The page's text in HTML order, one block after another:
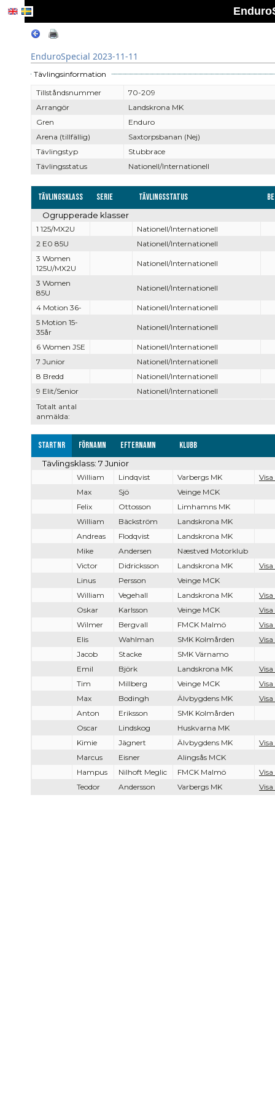
EnduroSpecial 2023-11-11
Tävlingsinformation
Tillståndsnummer
70-209
Arrangör
Landskrona MK
Gren
Enduro
Arena (tillfällig)
Saxtorpsbanan (Nej)
Tävlingstyp
Stubbrace
Tävlingsstatus
Nationell/Internationell
Tävlingsklass Serie Tävlingsstatus
Totalt antal
anmälda:
Ogrupperade klasser
1 125/MX2U
Nationell/Internationell
2 E0 85U
Nationell/Internationell
3 Women
125U/MX2U
Nationell/Internationell
3 Women
85U
Nationell/Internationell
4 Motion 36-
Nationell/Internationell
5 Motion 15-
35år
Nationell/Internationell
6 Women JSE
Nationell/Internationell
7 Junior
Nationell/Internationell
8 Bredd
Nationell/Internationell
9 Elit/Senior
Nationell/Internationell
Startnr Förnamn Efternamn Klubb
Tävlingsklass: 7 Junior
William Lindqvist Varbergs MK
Max
Sjö
Veinge MCK
Felix
Ottosson
Limhamns MK
William
Bäckström
Landskrona MK
Andreas
Flodqvist
Landskrona MK
Mike
Andersen
Næstved Motorklub
Victor
Didricksson Landskrona MK
Linus
Persson
Veinge MCK
William
Vegehall Landskrona MK
Oskar
Karlsson Veinge MCK
Wilmer
Bergvall FMCK Malmö
Elis
Wahlman SMK Kolmården
Jacob
Stacke
SMK Värnamo
Emil
Björk Landskrona MK
Tim
Millberg Veinge MCK
Max
Bodingh Älvbygdens MK
Anton
Eriksson
SMK Kolmården
Oscar
Lindskog
Huskvarna MK
Kimie
Jägnert Älvbygdens MK
Marcus
Eisner
Alingsås MCK
Hampus
Nilhoft Meglic FMCK Malmö
Teodor
Andersson Varbergs MK